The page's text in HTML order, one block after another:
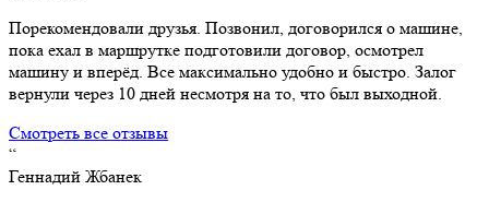
Порекомендовали друзья. Позвонил, договорился о машине,
пока ехал в маршрутке подготовили договор, осмотрел
машину и вперёд. Все максимально удобно и быстро. Залог
вернули через 10 дней несмотря на то, что был выходной.
Смотреть все отзывы
“
Геннадий Жбанек